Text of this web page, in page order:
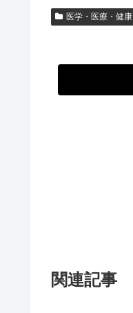
医学・医療・健康
関連記事